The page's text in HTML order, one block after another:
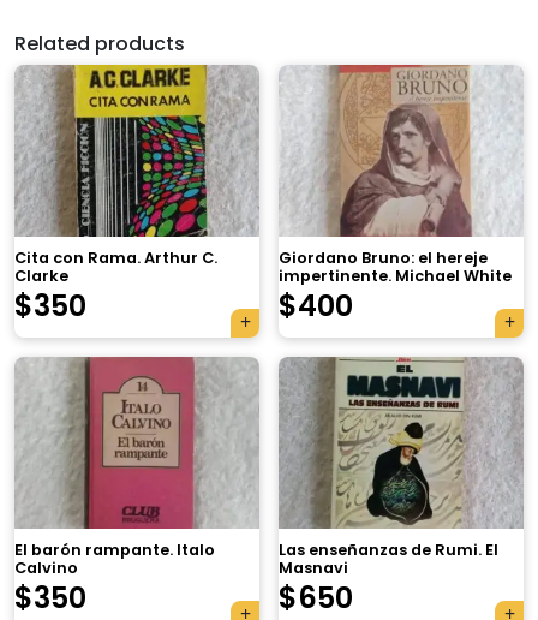
Related products
Cita con Rama. Arthur C.
Clarke
$350
Giordano Bruno: el hereje
impertinente. Michael White
$400
El barón rampante. Italo
Calvino
$350
Las enseñanzas de Rumi. El
Masnavi
$650
×